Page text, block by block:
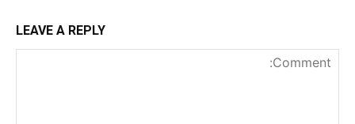
LEAVE A REPLY